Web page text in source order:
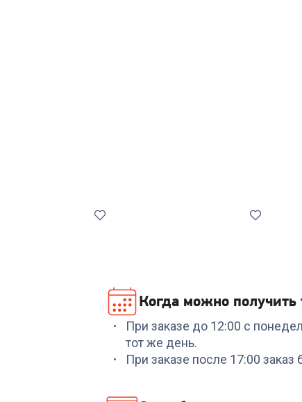
Код:6902645
Стайлер PHILIPS
BHB887/00
Когда можно получить
При заказе до 12:00 с
тот же день.
При заказе после 17:00